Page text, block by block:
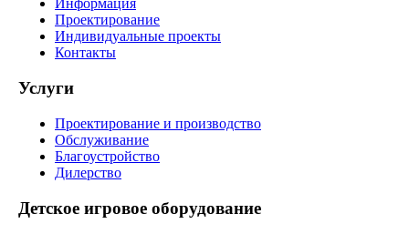
Информация
Проектирование
Индивидуальные проекты
Контакты
Услуги
Проектирование и производство
Обслуживание
Благоустройство
Дилерство
Детское игровое оборудование